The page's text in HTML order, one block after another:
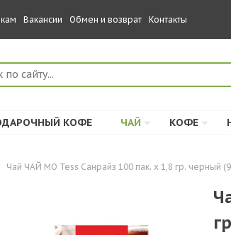
Вакансии Обмен и возврат Контакты
КОФЕ ЧАЙ КОФЕ
Чай ЧАЙ МО Tess Санрайз 100 пак. х 1,8 гр. черный